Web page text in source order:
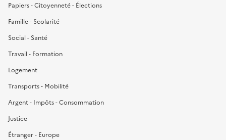
Papiers - Citoyenneté - Élections
Famille - Scolarité
Social - Santé
Travail - Formation
Logement
Transports - Mobilité
Argent - Impôts - Consommation
Justice
Étranger - Europe